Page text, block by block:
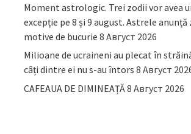
Moment astrologic. Trei zodii vor avea
excepție pe 8 și 9 august. Astrele
motive de bucurie 8 Август 2026
Milioane de ucraineni au plecat în
câți dintre ei nu s-au întors 8 Август
CAFEAUA DE DIMINEAȚĂ8 Август 2026